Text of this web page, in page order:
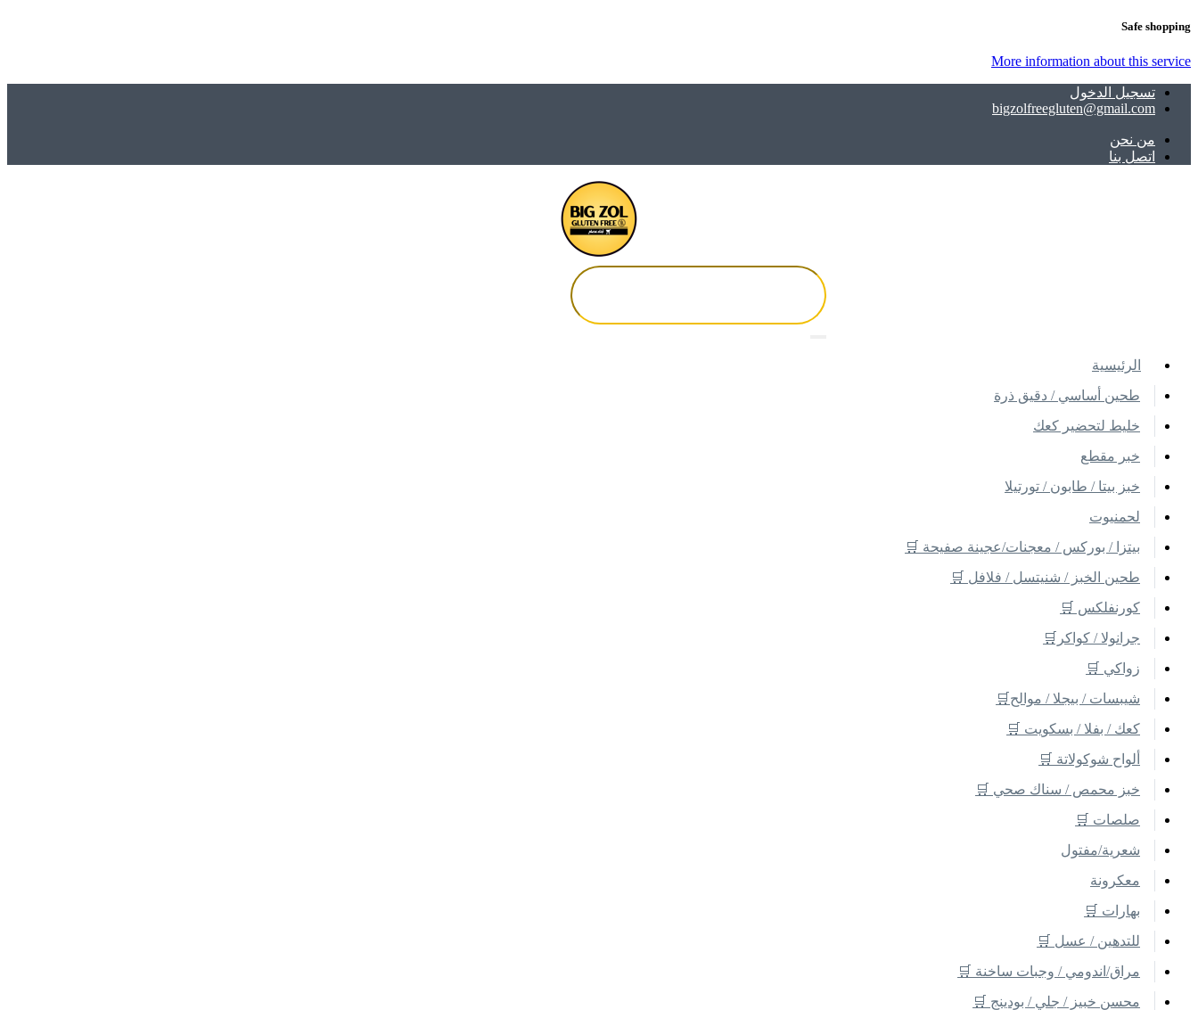
Safe shopping
More information about this service
تسجيل الدخول
bigzolfreegluten@gmail.com
ﻣﻦ ﻧﺤﻦ
اتصل بنا
اﻟﺮﺋﻴﺴﻴﺔ
طحين أساسي / دقيق ذرة
خليط لتحضير كعك
خبر مقطع
خبز بيتا / طابون / تورتيلا
لحمنيوت
بيتزا / بوركس / معجنات/عجينة صفيحة 🛒
طحين الخبز / شنيتسل / فلافل 🛒
كورنفلكس 🛒
جرانولا / كواكر🛒
زواكي 🛒
شيبسات / بيجلا / موالح🛒
كعك / بفلا / بسكويت 🛒
ألواح شوكولاتة 🛒
خبز محمص / سناك صحي 🛒
صلصات 🛒
شعرية/مفتول
معكرونة
بهارات 🛒
للتدهين / عسل 🛒
مراق/اندومي / وجبات ساخنة 🛒
محسن خبيز / جلي / بودينج 🛒